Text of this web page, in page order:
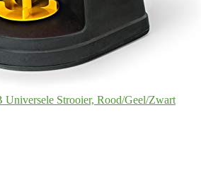
Universele Strooier, Rood/Geel/Zwart